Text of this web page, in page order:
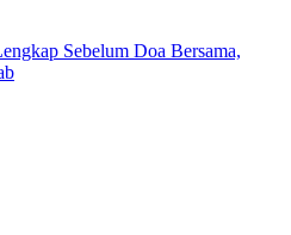
Sebelum Doa Bersama,